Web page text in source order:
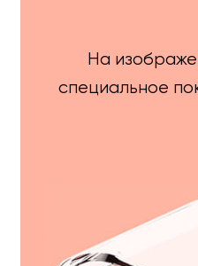
На
специальное